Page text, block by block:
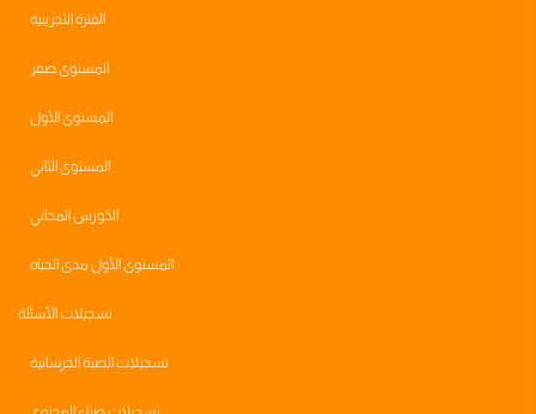
الفترة التجريبية
المستوى صفر
المستوى الأول
المستوى الثاني
الكورس المجاني
المستوى الأول مدى الحياه
تسجيلات الأسئلة
تسجيلات الصبة الخرسانية